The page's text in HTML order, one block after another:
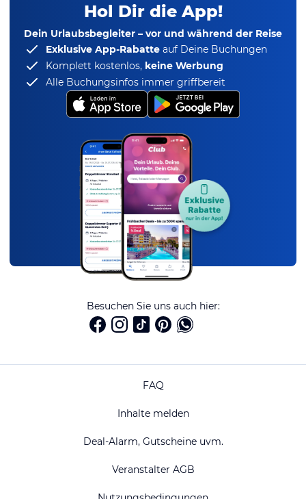
Hol Dir die App!
Dein Urlaubsbegleiter – vor und während der Reise
Exklusive App-Rabatte auf Deine Buchungen
Komplett kostenlos, keine Werbung
Alle Buchungsinfos immer griffbereit
Besuchen Sie uns auch hier:
FAQ
Inhalte melden
Deal-Alarm, Gutscheine uvm.
Veranstalter AGB